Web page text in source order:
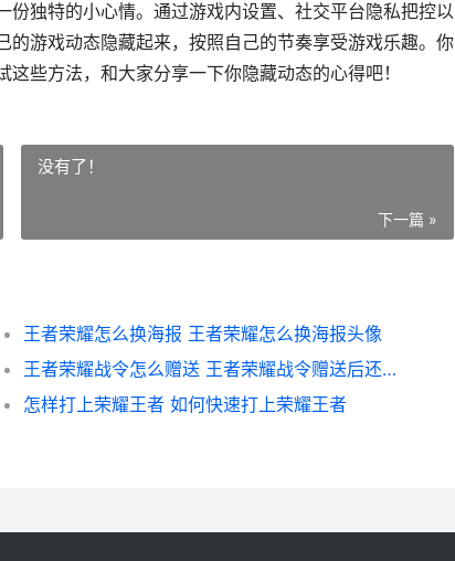
独特的小心情。通过游戏内设置、社交平台隐私把控以
游戏动态隐藏起来，按照自己的节奏享受游戏乐趣。你
些方法，和大家分享一下你隐藏动态的心得吧！
没有了！
下一篇 »
王者荣耀怎么换海报 王者荣耀怎么换海报头像
王者荣耀战令怎么赠送 王者荣耀战令赠送后还能进阶吗
怎样打上荣耀王者 如何快速打上荣耀王者